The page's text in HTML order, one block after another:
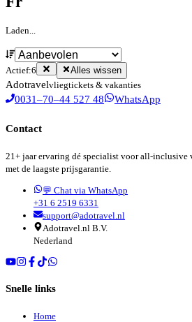
Laden...
Actief:6 Alles wissen
Adotravelvliegtickets & vakanties
0031–70–44 527 48 WhatsApp
Contact
21+ jaar ervaring dé specialist voor all-inclusive
met de laagste prijsgarantie.
💬 Chat via WhatsApp
+31 6 2519 6331
support@adotravel.nl
Adotravel.nl B.V.
Nederland
Snelle links
Home